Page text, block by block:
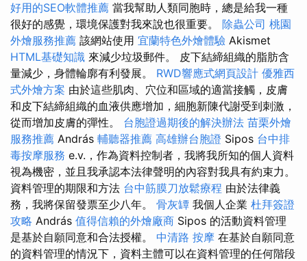
好用的SEO軟體推薦 當我幫助人類同胞時，總是給我一種
很好的感覺，環境保護對我來說也很重要。 除蟲公司 桃園
外燴服務推薦 該網站使用 宜蘭特色外燴體驗 Akismet
HTML基礎知識 來減少垃圾郵件。 皮下結締組織的脂肪含
量減少，身體輪廓有利發展。 RWD響應式網頁設計 優雅西
式外燴方案 由於這些肌肉、穴位和區域的適當接觸，皮膚
和皮下結締組織的血液供應增加，細胞新陳代謝受到刺激，
從而增加皮膚的彈性。 台胞證過期後的解決辦法 苗栗外燴
服務推薦 András 輔聽器推薦 高雄辦台胞證 Sipos 台中排
毒按摩服務 e.v.，作為資料控制者，我將我所知的個人資料
視為機密，並且我承認本法律聲明的內容對我具有約束力。
資料管理的期限和方法 台中筋膜刀放鬆療程 由於法律義
務，我將保留發票至少八年。 骨灰罈 我個人企業 杜拜簽證
攻略 András 值得信賴的外燴廠商 Sipos 的活動資料管理
是基於自願同意和合法授權。 中清路 按摩 在基於自願同意
的資料管理的情況下，資料主體可以在資料管理的任何階段